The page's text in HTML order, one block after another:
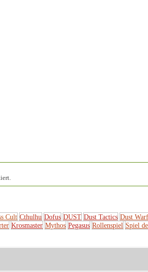
Cult Cthulhu Dofus DUST Dust Tactics Dust
Krosmaster Mythos Pegasus Rollenspiel Spiel